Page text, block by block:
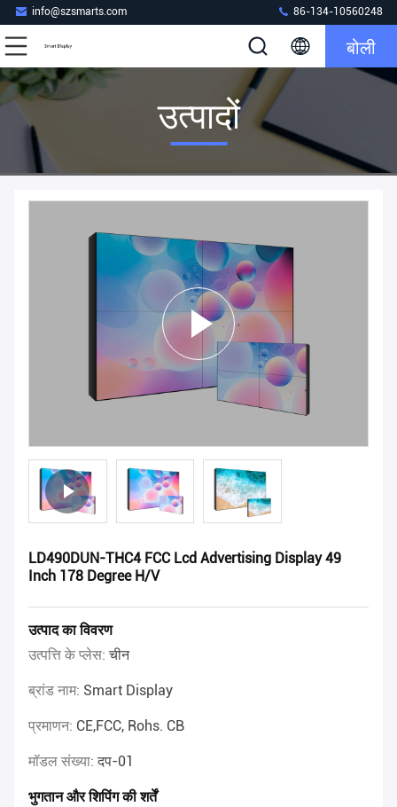
info@szsmarts.com 86-134-10560248
बोली
उत्पादों
LD490DUN-THC4 FCC Lcd Advertising Display 49
Inch 178 Degree H/V
उत्पाद का विवरण
उत्पत्ति के प्लेस:चीन
ब्रांड नाम: Smart Display
प्रमाणन: CE,FCC, Rohs. CB
मॉडल संख्या:दप-01
भुगतान और शिपिंग की शर्तें